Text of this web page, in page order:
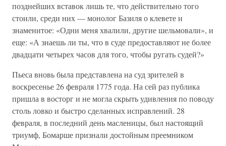
позднейших вставок лишь те, что действительно того
стоили, среди них — монолог Базиля о клевете и
знаменитое: «Одни меня хвалили, другие шельмовали», и
еще: «А знаешь ли ты, что в суде предоставляют не более
двадцати четырех часов для того, чтобы ругать судей?»
Пьеса вновь была представлена на суд зрителей в
воскресенье 26 февраля 1775 года. На сей раз публика
пришла в восторг и не могла скрыть удивления по поводу
столь ловко и быстро сделанных исправлений. 28
февраля, в последний день масленицы, был настоящий
триумф, Бомарше признали достойным преемником